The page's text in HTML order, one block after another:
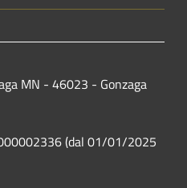
MN - 46023 - Gonzaga
(dal 01/01/2025